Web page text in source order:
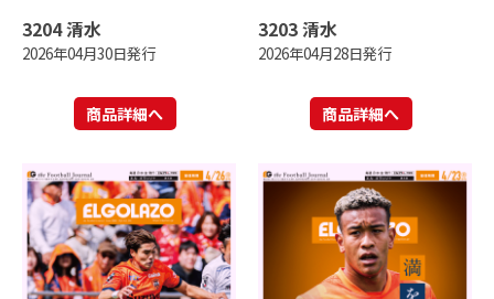
3204 清水
2026年04月30日発行
商品詳細へ
3203 清水
2026年04月28日発行
商品詳細へ